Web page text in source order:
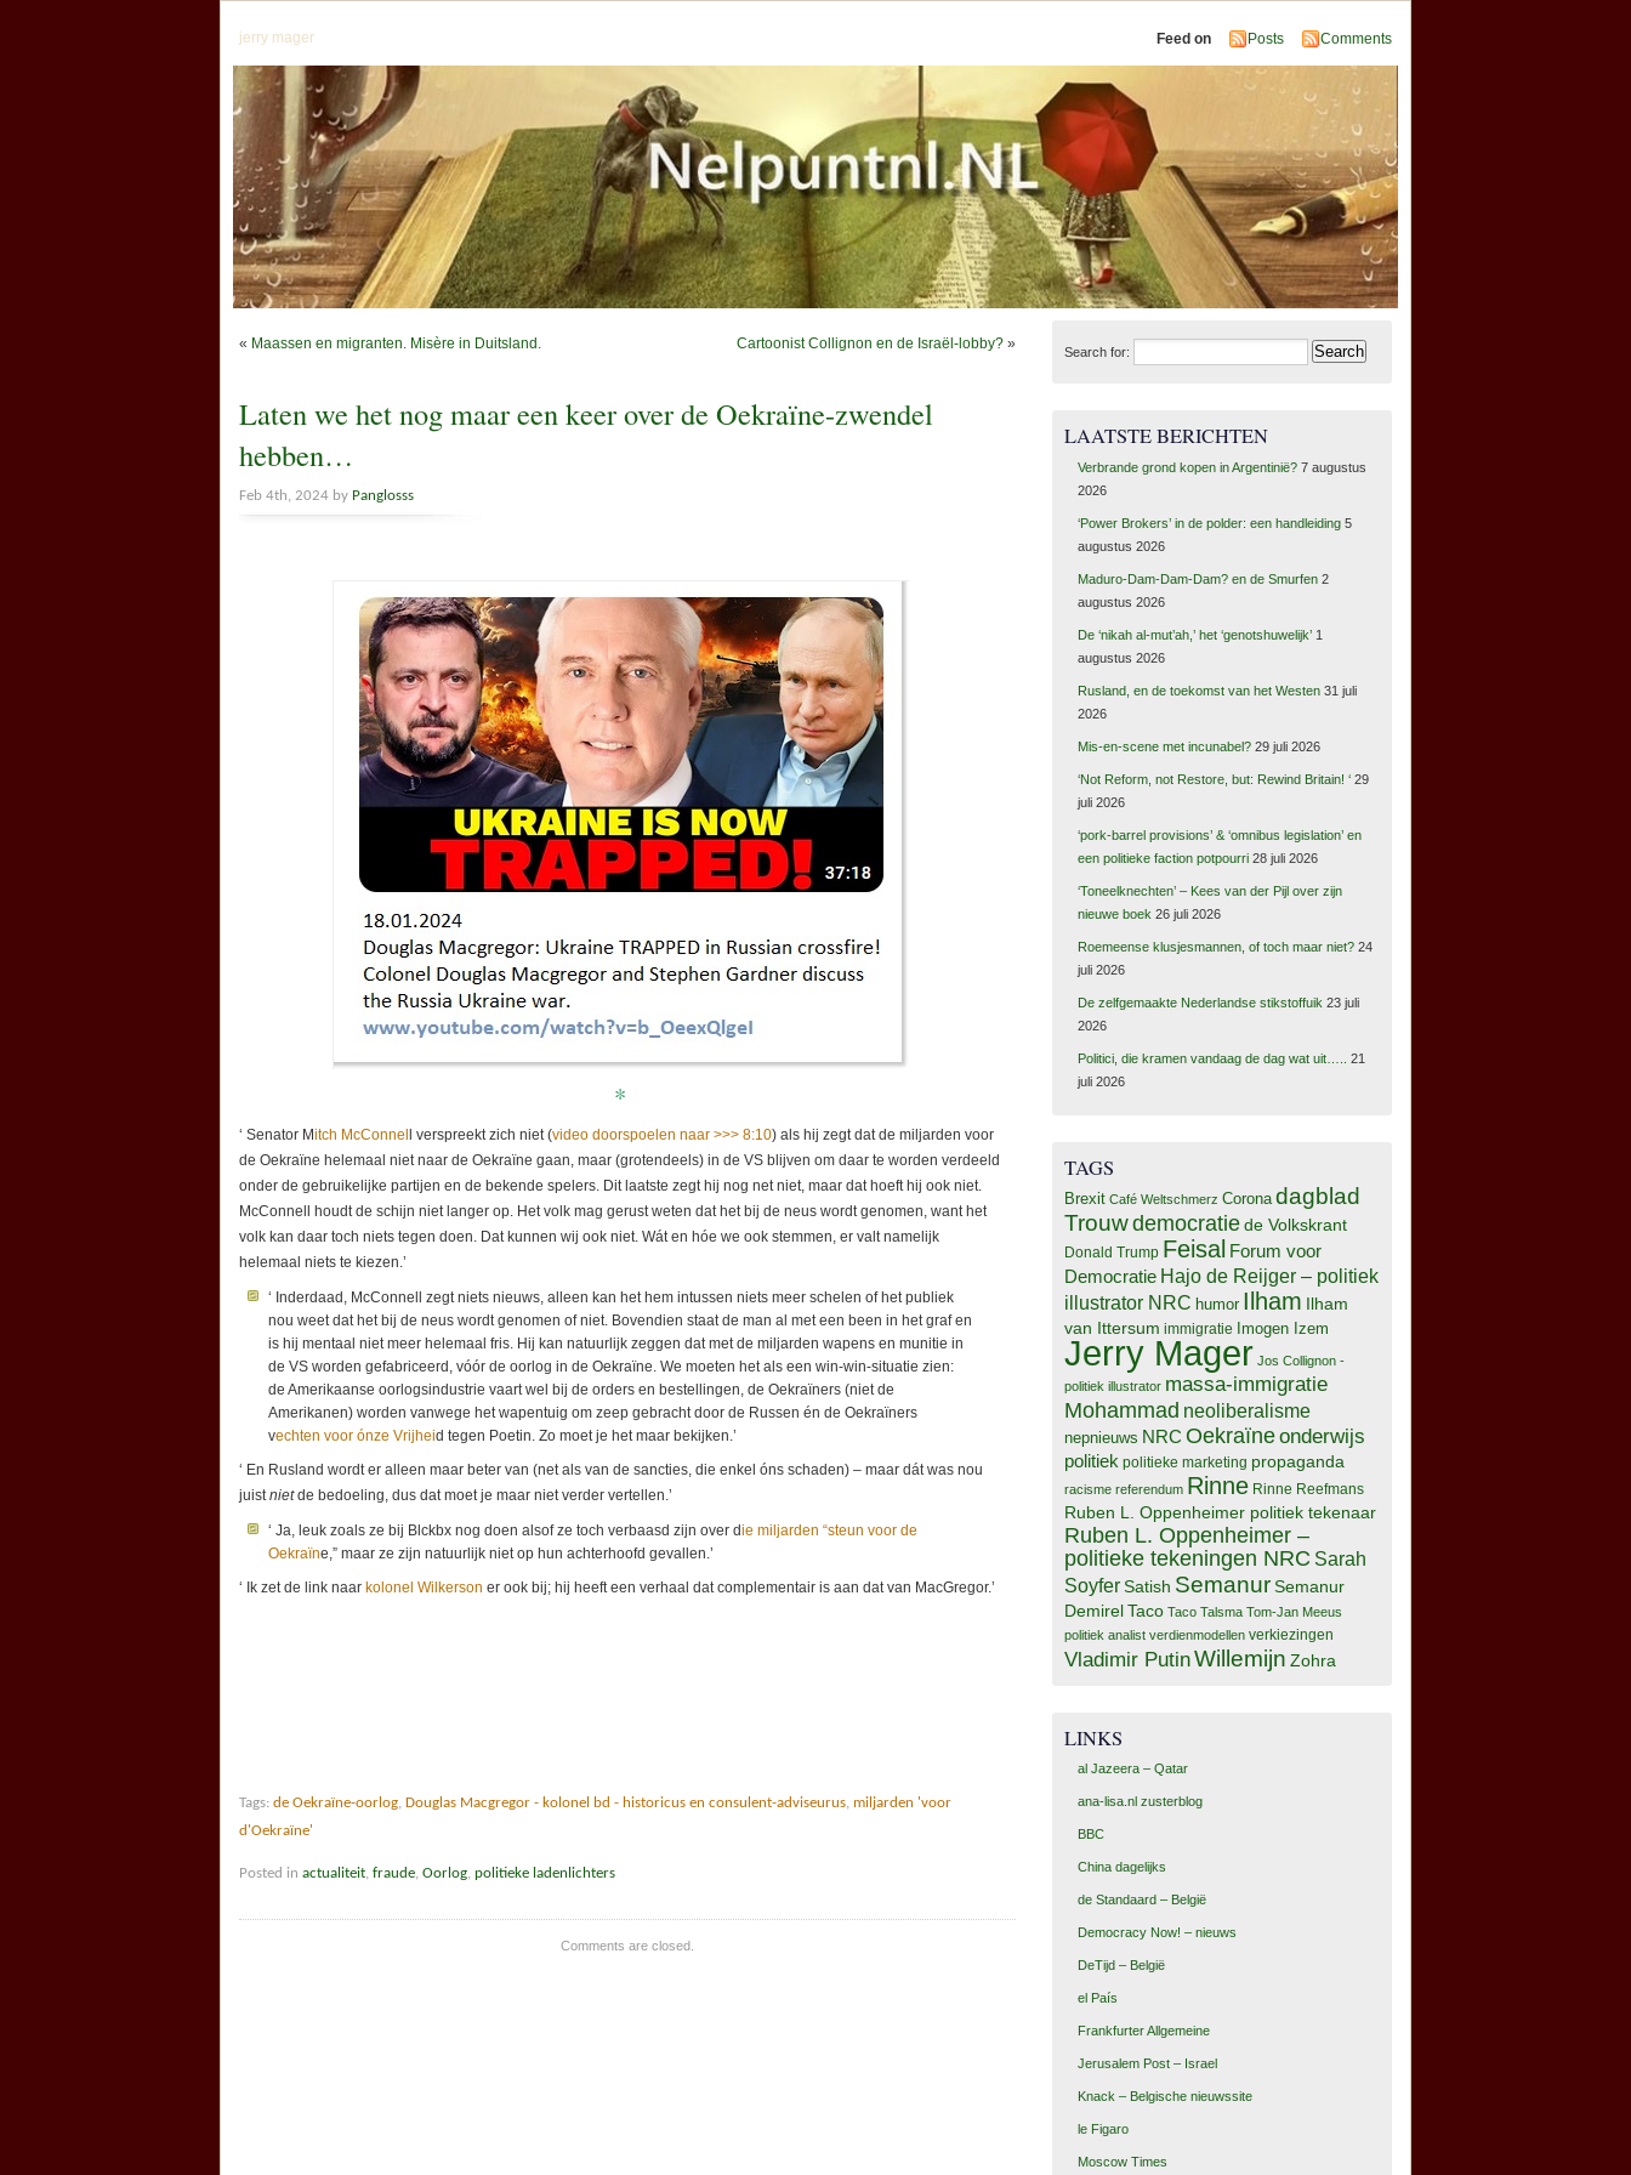
jerry mager Feed on Posts Comments
« Maassen en migranten. Misère in Duitsland. Cartoonist Collignon en de Israël-lobby? »
Laten we het nog maar een keer over de Oekraïne-zwendel
hebben…
Feb 4th, 2024 by Panglosss
*
‘ Senator Mitch McConnel l verspreekt zich niet (video doorspoelen naar >>> 8:10) als hij zegt dat de miljarden voor
de Oekraïne helemaal niet naar de Oekraïne gaan, maar (grotendeels) in de VS blijven om daar te worden verdeeld
onder de gebruikelijke partijen en de bekende spelers. Dit laatste zegt hij nog net niet, maar dat hoeft hij ook niet.
McConnell houdt de schijn niet langer op. Het volk mag gerust weten dat het bij de neus wordt genomen, want het
volk kan daar toch niets tegen doen. Dat kunnen wij ook niet. Wát en hóe we ook stemmen, er valt namelijk
helemaal niets te kiezen.’
‘ Inderdaad, McConnell zegt niets nieuws, alleen kan het hem intussen niets meer schelen of het publiek
nou weet dat het bij de neus wordt genomen of niet. Bovendien staat de man al met een been in het graf en
is hij mentaal niet meer helemaal fris. Hij kan natuurlijk zeggen dat met de miljarden wapens en munitie in
de VS worden gefabriceerd, vóór de oorlog in de Oekraïne. We moeten het als een win-win-situatie zien:
de Amerikaanse oorlogsindustrie vaart wel bij de orders en bestellingen, de Oekraïners (niet de
Amerikanen) worden vanwege het wapentuig om zeep gebracht door de Russen én de Oekraïners
vechten voor ónze Vrijheid tegen Poetin. Zo moet je het maar bekijken.’
‘ En Rusland wordt er alleen maar beter van (net als van de sancties, die enkel óns schaden) – maar dát was nou
juistnietde bedoeling, dus dat moet je maar niet verder vertellen.’
‘ Ja, leuk zoals ze bij Blckbx nog doen alsof ze toch verbaasd zijn over die miljarden “steun voor de
Oekraïne,” maar ze zijn natuurlijk niet op hun achterhoofd gevallen.’
‘ Ik zet de link naar kolonel Wilkerson er ook bij; hij heeft een verhaal dat complementair is aan dat van MacGregor.’
Tags: de Oekraïne-oorlog, Douglas Macgregor - kolonel bd - historicus en consulent-adviseurus, miljarden 'voor
d'Oekraïne'
Posted in actualiteit, fraude, Oorlog, politieke ladenlichters
Comments are closed.
Search for:
LAATSTE BERICHTEN
Verbrande grond kopen in Argentinië? 7 augustus
2026
‘Power Brokers’ in de polder: een handleiding 5
augustus 2026
Maduro-Dam-Dam-Dam? en de Smurfen 2
augustus 2026
De ‘nikah al-mut’ah,’ het ‘genotshuwelijk’ 1
augustus 2026
Rusland, en de toekomst van het Westen 31 juli
2026
Mis-en-scene met incunabel? 29 juli 2026
‘Not Reform, not Restore, but: Rewind Britain! ‘ 29
juli 2026
‘pork-barrel provisions’ & ‘omnibus legislation’ en
een politieke faction potpourri 28 juli 2026
‘Toneelknechten’ – Kees van der Pijl over zijn
nieuwe boek 26 juli 2026
Roemeense klusjesmannen, of toch maar niet? 24
juli 2026
De zelfgemaakte Nederlandse stikstoffuik 23 juli
2026
Politici, die kramen vandaag de dag wat uit…..
21
juli 2026
TAGS
Brexit Café Weltschmerz Corona dagblad
Trouwdemocratiede Volkskrant
Donald Trump Feisal Forum voor
Democratie Hajo de Reijger – politiek
illustrator NRC humor Ilham Ilham
van Ittersum immigratie Imogen Izem
Jerry Mager Jos Collignon -
politiek illustrator massa-immigratie
Mohammad neoliberalisme
nepnieuws NRC Oekraïneonderwijs
politiek politieke marketing propaganda
racisme referendum Rinne Rinne Reefmans
Ruben L. Oppenheimer politiek tekenaar
Ruben L. Oppenheimer –
politieke tekeningen NRC Sarah
Soyfer Satish SemanurSemanur
DemirelTaco Taco Talsma Tom-Jan Meeus
politiek analist verdienmodellen verkiezingen
Vladimir PutinWillemijn Zohra
LINKS
al Jazeera – Qatar
ana-lisa.nl zusterblog
BBC
China dagelijks
de Standaard – België
Democracy Now! – nieuws
DeTijd – België
el País
Frankfurter Allgemeine
Jerusalem Post – Israel
Knack – Belgische nieuwssite
le Figaro
Moscow Times